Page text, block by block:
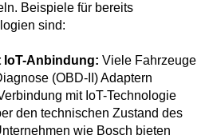
Beispiele für bereits
sind:
IoT-Anbindung: Viele Fahrzeuge
(OBD-II) Adaptern
mit IoT-Technologie
den technischen Zustand des
wie Bosch bieten